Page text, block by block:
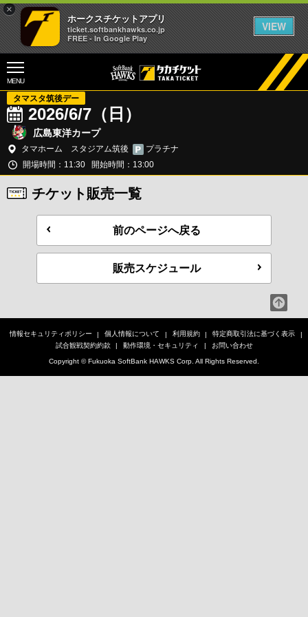
×
ホークスチケットアプリ
ticket.softbankhawks.co.jp
FREE - In Google Play
VIEW
MENU
タマスタ筑後デー
2026/6/7（日）
広島東洋カープ
タマホーム スタジアム筑後
プラチナ
開場時間：11:30
開始時間：13:00
チケット販売一覧
前のページへ戻る
販売スケジュール
情報セキュリティポリシー 個人情報について 利用規約
特定商取引法に基づく表示
試合観戦契約約款
動作環境・セキュリティ お問い合わせ
Copyright © Fukuoka SoftBank HAWKS Corp. All Rights Reserved.